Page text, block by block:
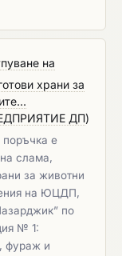
на
храни за
ДП)
е
слама,
за животни
на ЮЦДП,
по
№ 1:
фураж и